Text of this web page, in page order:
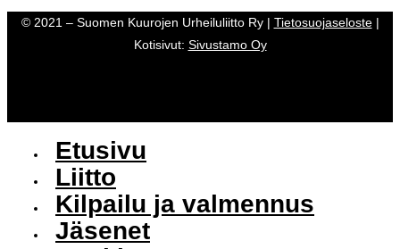
© 2021 – Suomen Kuurojen Urheiluliitto Ry | Tietosuojaseloste|
Kotisivut: Sivustamo Oy
Etusivu
Liitto
Kilpailu ja valmennus
Jäsenet